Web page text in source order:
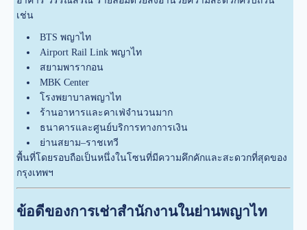
เช่น
BTS พญาไท
Airport Rail Link พญาไท
สยามพารากอน
MBK Center
โรงพยาบาลพญาไท
ร้านอาหารและคาเฟ่จำนวนมาก
ธนาคารและศูนย์บริการทางการเงิน
ย่านสยาม–ราชเทวี
พื้นที่โดยรอบถือเป็นหนึ่งในโซนที่มีความคึกคักและสะดวกที่สุดของ
กรุงเทพฯ
ข้อดีของการเช่าสำนักงานในย่านพญาไท